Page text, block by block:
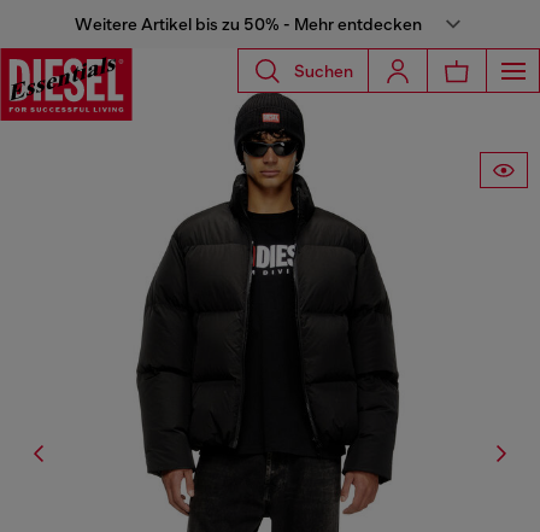
Weitere Artikel bis zu 50% - Mehr entdecken
Suchen